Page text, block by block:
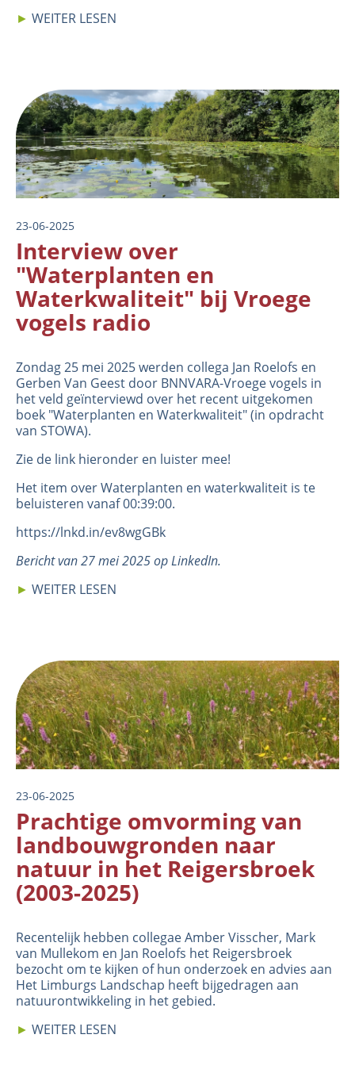
► WEITER LESEN
Image
23-06-2025
Interview over
"Waterplanten en
Waterkwaliteit" bij Vroege
vogels radio
Zondag 25 mei 2025 werden collega Jan Roelofs en
Gerben Van Geest door BNNVARA-Vroege vogels in
het veld geïnterviewd over het recent uitgekomen
boek "Waterplanten en Waterkwaliteit" (in opdracht
van STOWA).
Zie de link hieronder en luister mee!
Het item over Waterplanten en waterkwaliteit is te
beluisteren vanaf 00:39:00.
https://lnkd.in/ev8wgGBk
Bericht van 27 mei 2025 op LinkedIn.
► WEITER LESEN
Image
23-06-2025
Prachtige omvorming van
landbouwgronden naar
natuur in het Reigersbroek
(2003-2025)
Recentelijk hebben collegae Amber Visscher, Mark
van Mullekom en Jan Roelofs het Reigersbroek
bezocht om te kijken of hun onderzoek en advies aan
Het Limburgs Landschap heeft bijgedragen aan
natuurontwikkeling in het gebied.
► WEITER LESEN